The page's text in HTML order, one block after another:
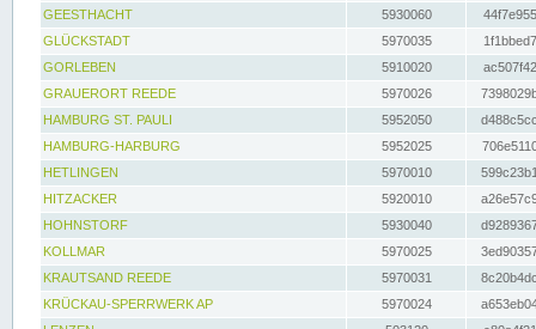
GEESTHACHT
5930060
GLÜCKSTADT
5970035
GORLEBEN
5910020
GRAUERORT REEDE
5970026
HAMBURG ST. PAULI
5952050
HAMBURG-HARBURG
5952025
HETLINGEN
5970010
HITZACKER
5920010
HOHNSTORF
5930040
KOLLMAR
5970025
KRAUTSAND REEDE
5970031
KRÜCKAU-SPERRWERK AP
5970024